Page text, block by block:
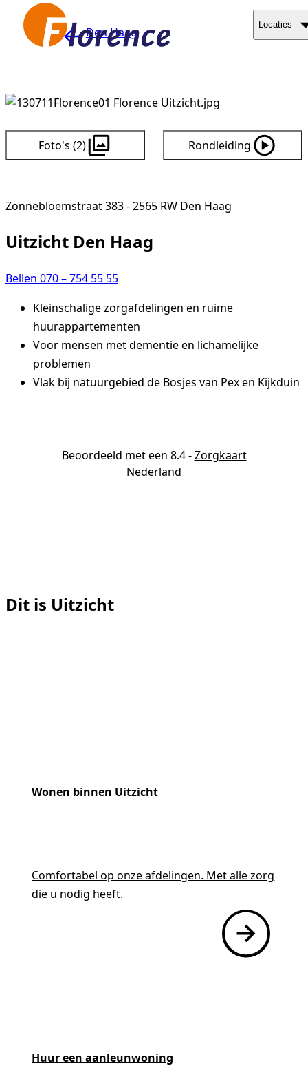
Naar hoofdinhoud
Locaties
Den Haag
Zonnebloemstraat 383 - 2565 RW Den Haag
Uitzicht Den Haag
Bellen 070 – 754 55 55
Kleinschalige zorgafdelingen en ruime
huurappartementen
Voor mensen met dementie en lichamelijke
problemen
Vlak bij natuurgebied de Bosjes van Pex en Kijkduin
Foto's (2) Rondleiding
Beoordeeld met een 8.4-Zorgkaart
Nederland
Dit is Uitzicht
Wonen binnen Uitzicht
Comfortabel op onze afdelingen. Met alle zorg
die u nodig heeft.
Huur een aanleunwoning